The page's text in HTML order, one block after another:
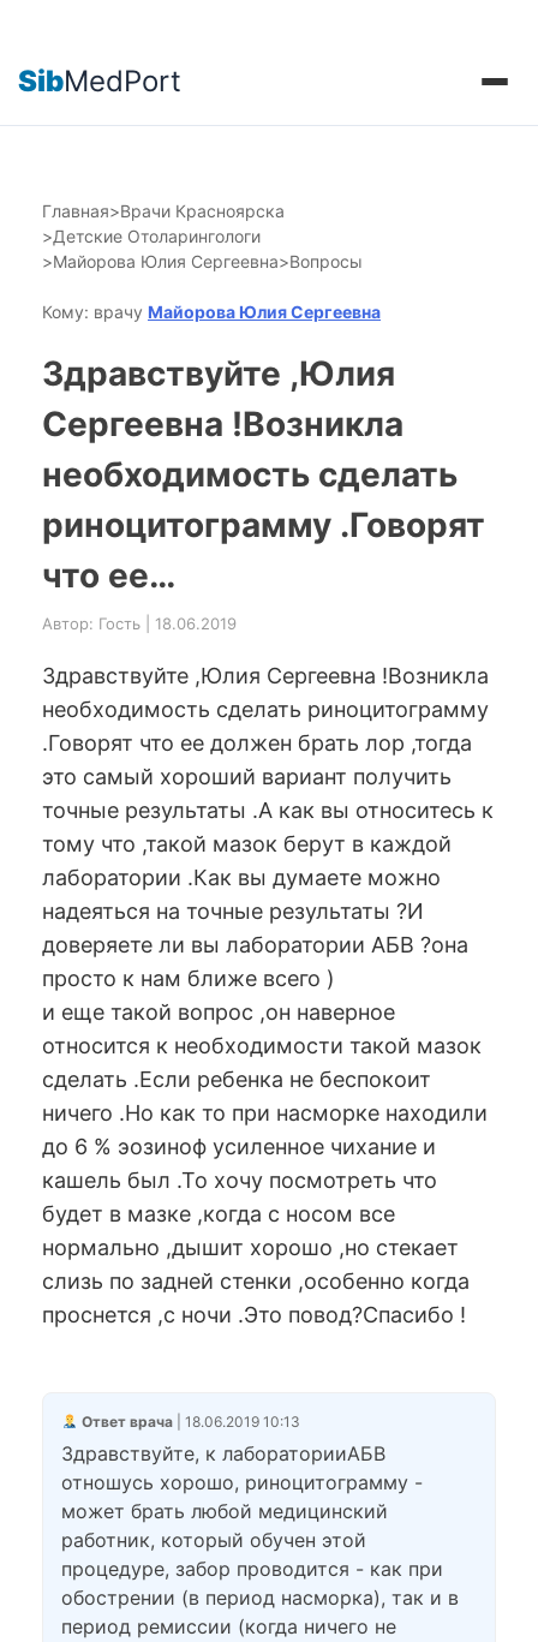
SibMedPort
Главная>Врачи Красноярска
>Детские Отоларингологи
>Майорова Юлия Сергеевна>Вопросы
Кому: врачу Майорова Юлия Сергеевна
Здравствуйте ,Юлия
Сергеевна !Возникла
необходимость сделать
риноцитограмму .Говорят
что ее…
Автор: Гость | 18.06.2019
Здравствуйте ,Юлия Сергеевна !Возникла
необходимость сделать риноцитограмму
.Говорят что ее должен брать лор ,тогда
это самый хороший вариант получить
точные результаты .А как вы относитесь к
тому что ,такой мазок берут в каждой
лаборатории .Как вы думаете можно
надеяться на точные результаты ?И
доверяете ли вы лаборатории АБВ ?она
просто к нам ближе всего )
и еще такой вопрос ,он наверное
относится к необходимости такой мазок
сделать .Если ребенка не беспокоит
ничего .Но как то при насморке находили
до 6 % эозиноф усиленное чихание и
кашель был .То хочу посмотреть что
будет в мазке ,когда с носом все
нормально ,дышит хорошо ,но стекает
слизь по задней стенки ,особенно когда
проснется ,с ночи .Это повод?Спасибо !
Ответ врача| 18.06.2019 10:13
Здравствуйте, к лабораторииАБВ
отношусь хорошо, риноцитограмму -
может брать любой медицинский
работник, который обучен этой
процедуре, забор проводится - как при
обострении (в период насморка), так и в
период ремиссии (когда ничего не